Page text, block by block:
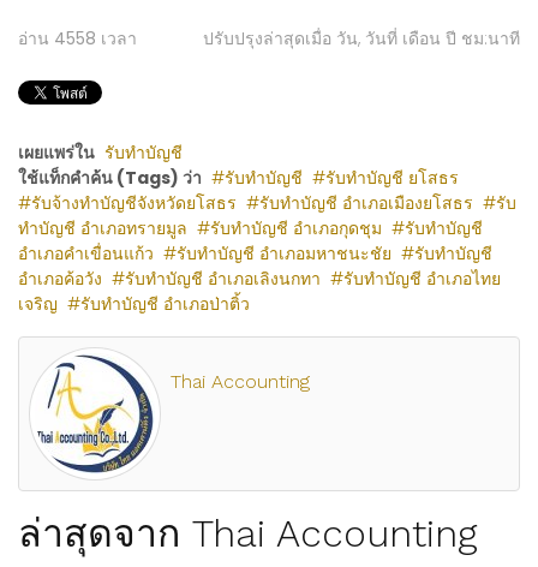
อ่าน 4558 เวลา ปรับปรุงล่าสุดเมื่อ วัน, วันที่ เดือน ปี ชม:นาที
เผยแพร่ใน รับทำบัญชี
ใช้แท็กคำค้น (Tags) ว่า
รับทำบัญชี
รับทำบัญชี ยโสธร
รับจ้างทำบัญชีจังหวัดยโสธร
รับทำบัญชี อำเภอเมืองยโสธร
รับ
ทำบัญชี อำเภอทรายมูล
รับทำบัญชี อำเภอกุดชุม
รับทำบัญชี
อำเภอคำเขื่อนแก้ว
รับทำบัญชี อำเภอมหาชนะชัย
รับทำบัญชี
อำเภอค้อวัง
รับทำบัญชี อำเภอเลิงนกทา
รับทำบัญชี อำเภอไทย
เจริญ
รับทำบัญชี อำเภอป่าติ้ว
Thai Accounting
ล่าสุดจาก Thai Accounting